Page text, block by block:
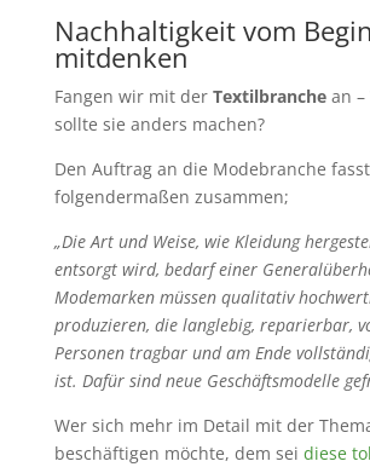
Nachhaltigkeit vom
mitdenken
Fangen wir mit der Textilbranchean –
sollte sie anders machen?
Den Auftrag an die Modebranche
folgendermaßen zusammen;
„Die Art und Weise, wie Kleidung
entsorgt wird, bedarf einer
Modemarken müssen qualitativ
produzieren, die langlebig, reparierbar,
Personen tragbar und am Ende
ist. Dafür sind neue Geschäftsmodelle
Wer sich mehr im Detail mit der
beschäftigen möchte, dem sei diese